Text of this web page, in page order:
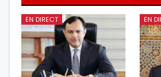
EN DIRECT EN